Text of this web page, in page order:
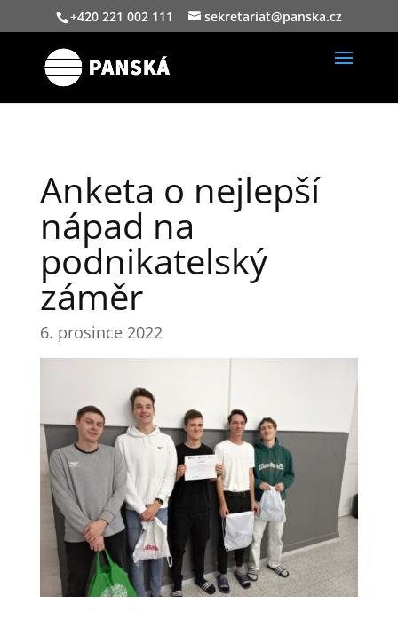
+420 221 002 111 sekretariat@panska.cz
Anketa o nejlepší
nápad na
podnikatelský
záměr
6. prosince 2022